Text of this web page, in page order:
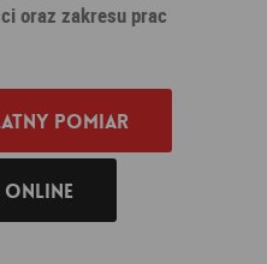
oraz zakresu prac
pomiar
online